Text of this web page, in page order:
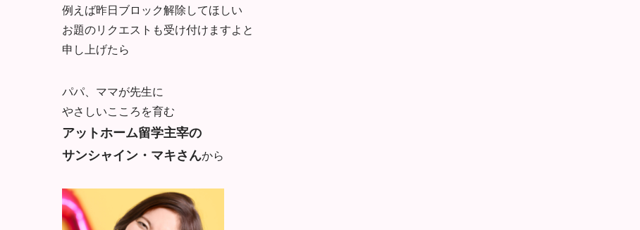
例えば昨日ブロック解除してほしい
お題のリクエストも受け付けますよと
申し上げたら
パパ、ママが先生に
やさしいこころを育む
アットホーム留学主宰の
サンシャイン・マキさんから